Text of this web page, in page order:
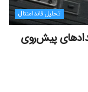
تحلیل فاندامنتال
پیش‌روی